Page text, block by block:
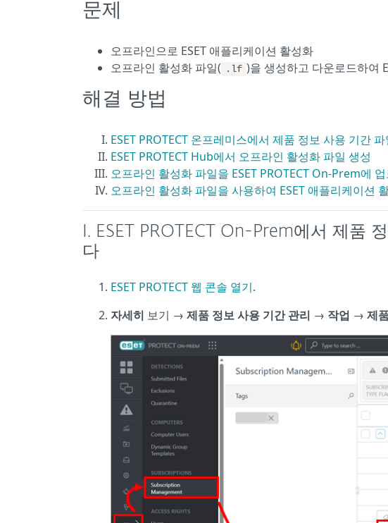
문제
오프라인으로 ESET 애플리케이션 활성화
오프라인 활성화 파일(
.lf )을 생성하고 다운로드하여
해결 방법
ESET PROTECT 온프레미스에서 제품 정보 사용 기간
ESET PROTECT Hub에서 오프라인 활성화 파일 생성
오프라인 활성화 파일을 ESET PROTECT On-Prem에
오프라인 활성화 파일을 사용하여 ESET 애플리케이션
I. ESET PROTECT On-Prem에서 제품
다
ESET PROTECT 웹 콘솔 열기.
자세히 보기 → 제품 정보 사용 기간 관리 → 작업 → 제